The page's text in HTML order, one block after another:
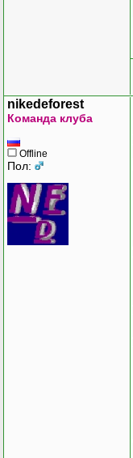
nikedeforest
Команда клуба
Offline
Пол: